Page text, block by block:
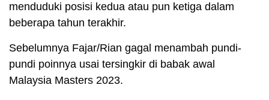
menduduki posisi kedua atau pun ketiga dalam
beberapa tahun terakhir.
Sebelumnya Fajar/Rian gagal menambah pundi-
pundi poinnya usai tersingkir di babak awal
Malaysia Masters 2023.